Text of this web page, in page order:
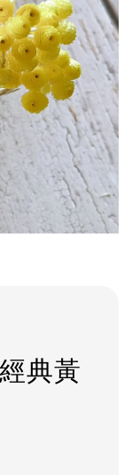
典黃